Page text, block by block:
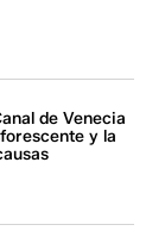
de Venecia
y la